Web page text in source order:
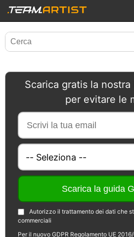
Scarica gratis la nostra
per evitare le
Autorizzo il trattamento dei dati che
commerciali
Per il nuovo GDPR Regolamento UE